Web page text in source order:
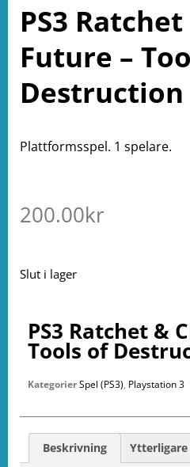
PS3
Future –
Destruction
Plattformsspel. 1 spelare.
200.00kr
Slut i lager
PS3 Ratchet &
Tools of
KategorierSpel (PS3), Playstation 3
Beskrivning